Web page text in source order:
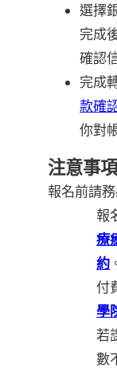
選擇
完成
確認
完成
款確
你對
注意事項
報名前請
報
療
約
付
學
若
數